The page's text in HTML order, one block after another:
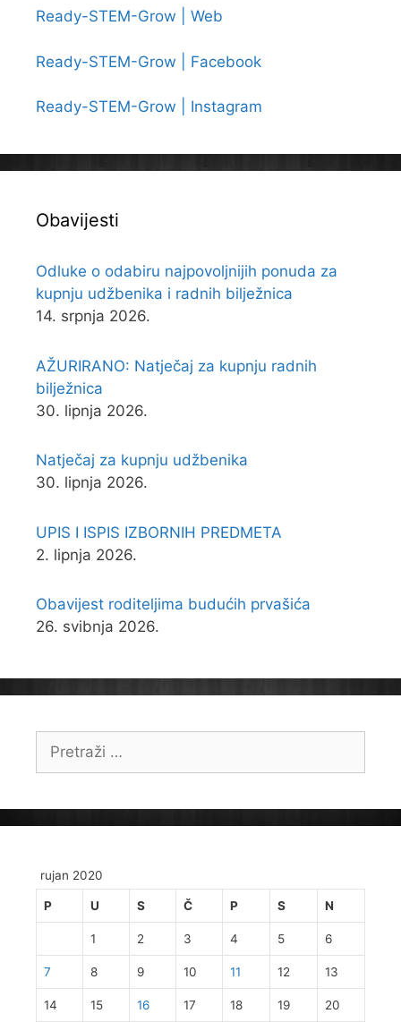
Ready-STEM-Grow | Web
Ready-STEM-Grow | Facebook
Ready-STEM-Grow | Instagram
Obavijesti
Odluke o odabiru najpovoljnijih ponuda za
kupnju udžbenika i radnih bilježnica
14. srpnja 2026.
AŽURIRANO: Natječaj za kupnju radnih
bilježnica
30. lipnja 2026.
Natječaj za kupnju udžbenika
30. lipnja 2026.
UPIS I ISPIS IZBORNIH PREDMETA
2. lipnja 2026.
Obavijest roditeljima budućih prvašića
26. svibnja 2026.
Pretraži:
rujan 2020
P U S Č P S N
1 2 3 4 5 6
7 8 9 10 11 12 13
14 15 16 17 18 19 20